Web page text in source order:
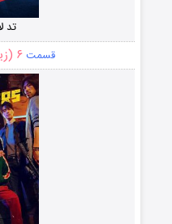
تد
قسمت ۶ (زیرنویس)